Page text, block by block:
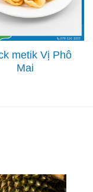
metik Vị Phô
Mai